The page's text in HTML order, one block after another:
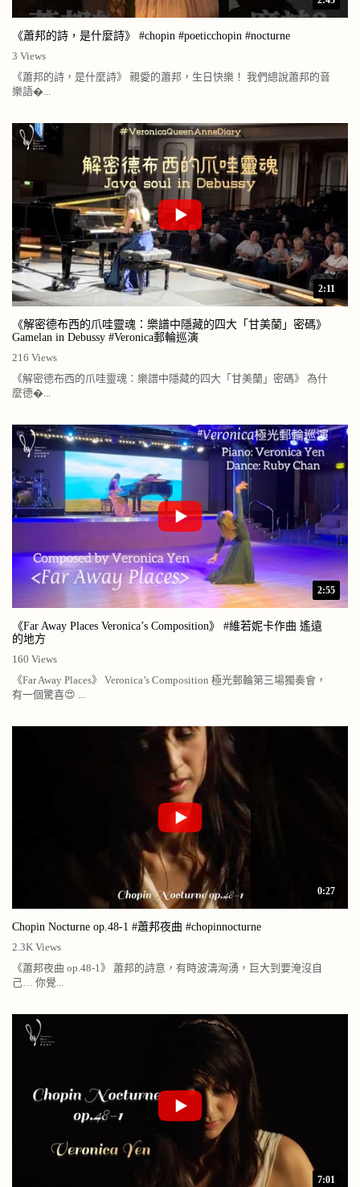
《蕭邦的詩，是什麼詩》 #chopin #poeticchopin #nocturne
3 Views
《蕭邦的詩，是什麼詩》 親愛的蕭邦，生日快樂！ 我們總說蕭邦的音
樂語�...
2:11
《解密德布西的爪哇靈魂：樂譜中隱藏的四大「甘美蘭」密碼》
Gamelan in Debussy #Veronica郵輪巡演
216 Views
《解密德布西的爪哇靈魂：樂譜中隱藏的四大「甘美蘭」密碼》 為什
麼德�...
2:55
《Far Away Places Veronica’s Composition》 #維若妮卡作曲 遙遠
的地方
160 Views
《Far Away Places》 Veronica’s Composition 極光郵輪第三場獨奏會，
有一個驚喜😍 ...
0:27
Chopin Nocturne op.48-1 #蕭邦夜曲 #chopinnocturne
2.3K Views
《蕭邦夜曲 op.48-1》 蕭邦的詩意，有時波濤洶湧，巨大到要淹沒自
己… 你覺...
7:01